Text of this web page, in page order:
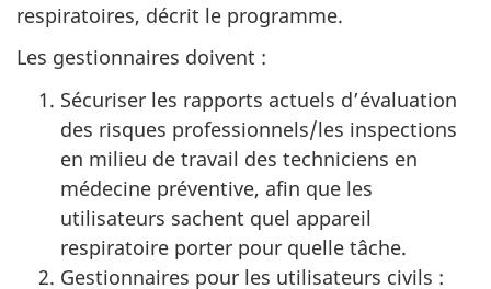
respiratoires, décrit le programme.
Les gestionnaires doivent :
Sécuriser les rapports actuels d’évaluation
des risques professionnels/les inspections
en milieu de travail des techniciens en
médecine préventive, afin que les
utilisateurs sachent quel appareil
respiratoire porter pour quelle tâche.
Gestionnaires pour les utilisateurs civils :